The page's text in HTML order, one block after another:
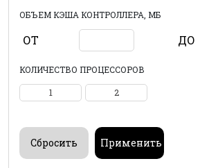
ОБЪЕМ КЭША КОНТРОЛЛЕРА, МБ
ОТ ДО
КОЛИЧЕСТВО ПРОЦЕССОРОВ
1 2